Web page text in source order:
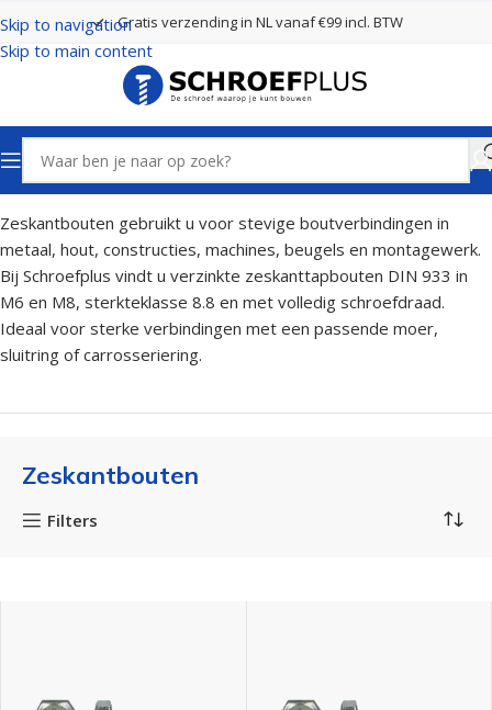
Skip to navigation
Skip to main content
Gratis verzending in NL vanaf €99 incl. BTW
Home Bouten, Moeren en Ringen Zeskantbouten
Zeskantbouten gebruikt u voor stevige boutverbindingen in
metaal, hout, constructies, machines, beugels en montagewerk.
Bij Schroefplus vindt u verzinkte zeskanttapbouten DIN 933 in
M6 en M8, sterkteklasse 8.8 en met volledig schroefdraad.
Ideaal voor sterke verbindingen met een passende moer,
sluitring of carrosseriering.
Zeskantbouten
Filters